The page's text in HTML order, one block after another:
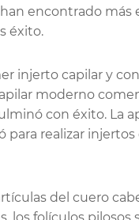
encontrado
éxito.
injerto capilar y
moderno
con éxito. La
para realizar
del cuero
los folículos